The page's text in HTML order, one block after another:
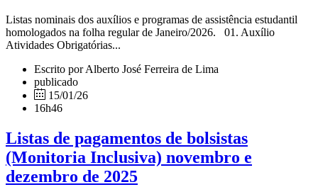
Listas nominais dos auxílios e programas de assistência estudantil
homologados na folha regular de Janeiro/2026. 01. Auxílio
Atividades Obrigatórias...
Escrito por Alberto José Ferreira de Lima
publicado
15/01/26
16h46
Listas de pagamentos de bolsistas
(Monitoria Inclusiva) novembro e
dezembro de 2025